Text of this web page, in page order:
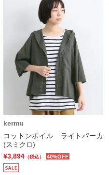
kermu
コットンボイル ライトパーカ
(スミクロ)
¥3,894 （税込） 40%OFF